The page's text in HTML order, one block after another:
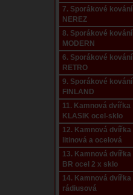
7. Sporákové kování
NEREZ
8. Sporákové kování
MODERN
6. Sporákové kování
RETRO
9. Sporákové kování
FINLAND
11. Kamnová dvířka
KLASIK ocel-sklo
12. Kamnová dvířka
litinová a ocelová
13. Kamnová dvířka
BR ocel 2 x sklo
14. Kamnová dvířka
rádiusová